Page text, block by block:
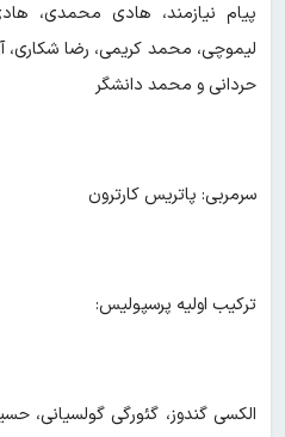
پیام نیازمند، هادی محمدی،
لیموچی، محمد کریمی، رضا شکاری،
حردانی و محمد دانشگر
سرمربی: پاتریس کارترون
ترکیب اولیه پرسپولیس:
الکسی گندوز، گئورگی گولسیانی،